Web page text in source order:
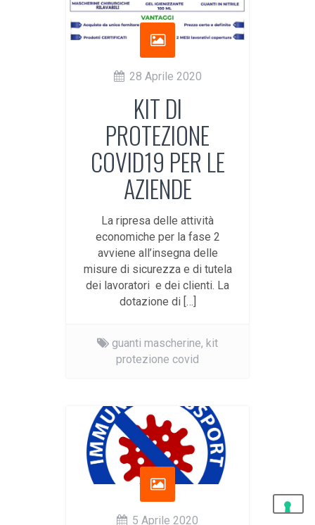
28 Aprile 2020
KIT DI
PROTEZIONE
COVID19 PER LE
AZIENDE
La ripresa delle attività
economiche per la fase 2
avviene all’insegna delle
misure di sicurezza e di tutela
dei lavoratori e dei clienti. La
dotazione di […]
guanti mascherine, kit
protezione covid
5 Aprile 2020